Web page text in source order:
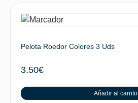
Pelota Roedor Colores 3 Uds
3.50€
Añadir al carrito